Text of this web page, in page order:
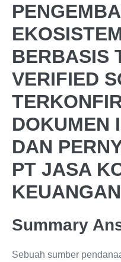
BERBASIS
VERIFIED
DOKUMEN
DAN
PT JASA
KEUANGAN
Summary
Sebuah sumber